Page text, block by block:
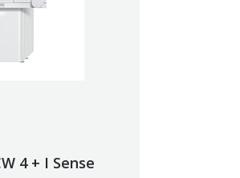
4 + I Sense